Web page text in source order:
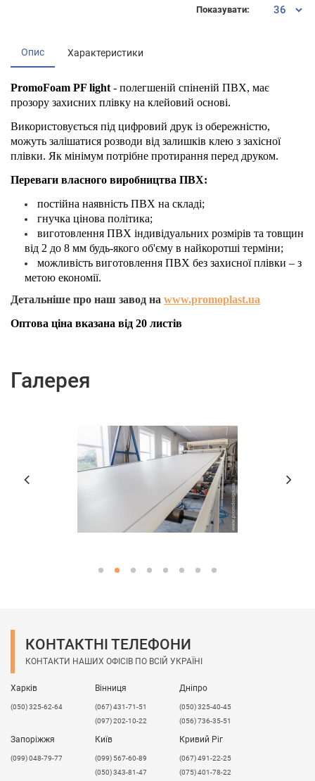
Показувати:
Опис Характеристики
PromoFoam PF light - полегшеній спіненій ПВХ, має
прозору захисних плівку на клейовий основі.
Використовується під цифровий друк із обережністю,
можуть залішатися розводи від залишків клею з захісної
плівки. Як мінімум потрібне протирання перед друком.
Переваги власного виробництва ПВХ:
постійна наявність ПВХ на складі;
гнучка цінова політика;
виготовлення ПВХ індивідуальних розмірів та товщин
від 2 до 8 мм будь-якого об'єму в найкоротші терміни;
можливість виготовлення ПВХ без захисної плівки – з
метою економії.
Детальніше про наш завод на www.promoplast.ua
Оптова ціна вказана від 20 листів
Галерея
КОНТАКТНІ ТЕЛЕФОНИ
КОНТАКТИ НАШИХ ОФІСІВ ПО ВСІЙ УКРАЇНІ
Харків
(050) 325-62-64
Вінниця
(067) 431-71-51
(097) 202-10-22
Дніпро
(050) 325-40-45
(056) 736-35-51
Запоріжжя
(099) 048-79-77
Київ
(099) 567-60-89
(050) 343-81-47
Кривий Ріг
(067) 491-22-25
(075) 401-78-22